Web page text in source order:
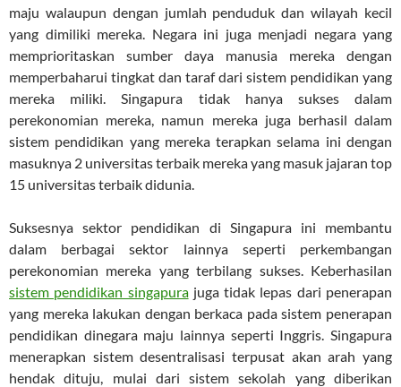
maju walaupun dengan jumlah penduduk dan wilayah kecil
yang dimiliki mereka. Negara ini juga menjadi negara yang
memprioritaskan sumber daya manusia mereka dengan
memperbaharui tingkat dan taraf dari sistem pendidikan yang
mereka miliki. Singapura tidak hanya sukses dalam
perekonomian mereka, namun mereka juga berhasil dalam
sistem pendidikan yang mereka terapkan selama ini dengan
masuknya 2 universitas terbaik mereka yang masuk jajaran top
15 universitas terbaik didunia.
Suksesnya sektor pendidikan di Singapura ini membantu
dalam berbagai sektor lainnya seperti perkembangan
perekonomian mereka yang terbilang sukses. Keberhasilan
sistem pendidikan singapurajuga tidak lepas dari penerapan
yang mereka lakukan dengan berkaca pada sistem penerapan
pendidikan dinegara maju lainnya seperti Inggris. Singapura
menerapkan sistem desentralisasi terpusat akan arah yang
hendak dituju, mulai dari sistem sekolah yang diberikan